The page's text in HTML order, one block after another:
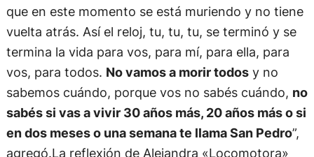
que en este momento se está muriendo y no tiene
vuelta atrás. Así el reloj, tu, tu, tu, se terminó y se
termina la vida para vos, para mí, para ella, para
vos, para todos. No vamos a morir todosy no
sabemos cuándo, porque vos no sabés cuándo, no
sabés si vas a vivir 30 años más, 20 años más o si
en dos meses o una semana te llama San Pedro”,
agregó.La reflexión de Alejandra «Locomotora»